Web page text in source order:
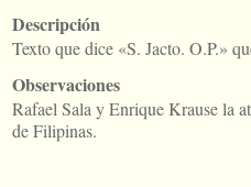
Descripción
Texto que dice «S. Jacto. O.P.»
Observaciones
Rafael Sala y Enrique Krause la
de Filipinas.